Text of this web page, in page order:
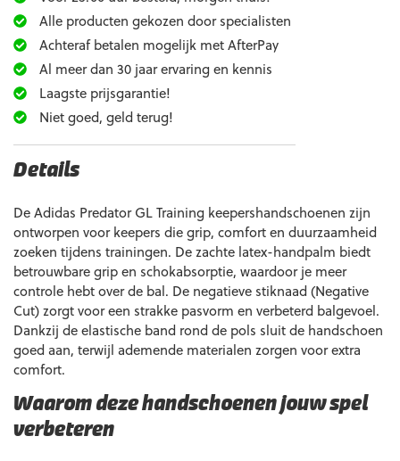
Alle producten gekozen door specialisten
Achteraf betalen mogelijk met AfterPay
Al meer dan 30 jaar ervaring en kennis
Laagste prijsgarantie!
Niet goed, geld terug!
Details
De Adidas Predator GL Training keepershandschoenen zijn
ontworpen voor keepers die grip, comfort en duurzaamheid
zoeken tijdens trainingen. De zachte latex-handpalm biedt
betrouwbare grip en schokabsorptie, waardoor je meer
controle hebt over de bal. De negatieve stiknaad (Negative
Cut) zorgt voor een strakke pasvorm en verbeterd balgevoel.
Dankzij de elastische band rond de pols sluit de handschoen
goed aan, terwijl ademende materialen zorgen voor extra
comfort.
Waarom deze handschoenen jouw spel
verbeteren